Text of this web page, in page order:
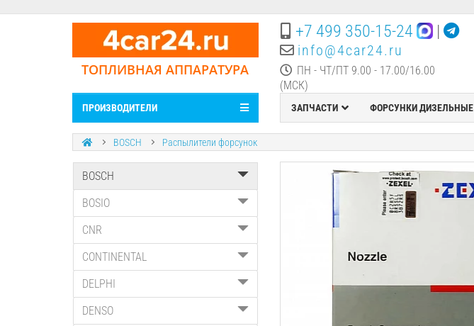
ТОПЛИВНАЯ АППАРАТУРА
+7 499 350-15-24 |
info@4car24.ru
ПН - ЧТ/ПТ 9.00 - 17.00/16.00
(МСК)
ПРОИЗВОДИТЕЛИ ЗАПЧАСТИ ФОРСУНКИ ДИЗЕЛЬНЫЕ
BOSCH Распылители форсунок
BOSCH
BOSIO
CNR
CONTINENTAL
DELPHI
DENSO